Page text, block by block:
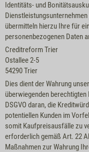
Identitäts- und
übermitteln hierzu Ihre für
personenbezogenen Daten
Creditreform Trier
Ostallee 2-5
54290 Trier
Dies dient der Wahrung
überwiegenden
DSGVO daran, die
potentiellen Kunden im
somit Kaufpreisausfälle zu
erforderlich gemäß Art. 22
Maßnahmen zur Wahrung